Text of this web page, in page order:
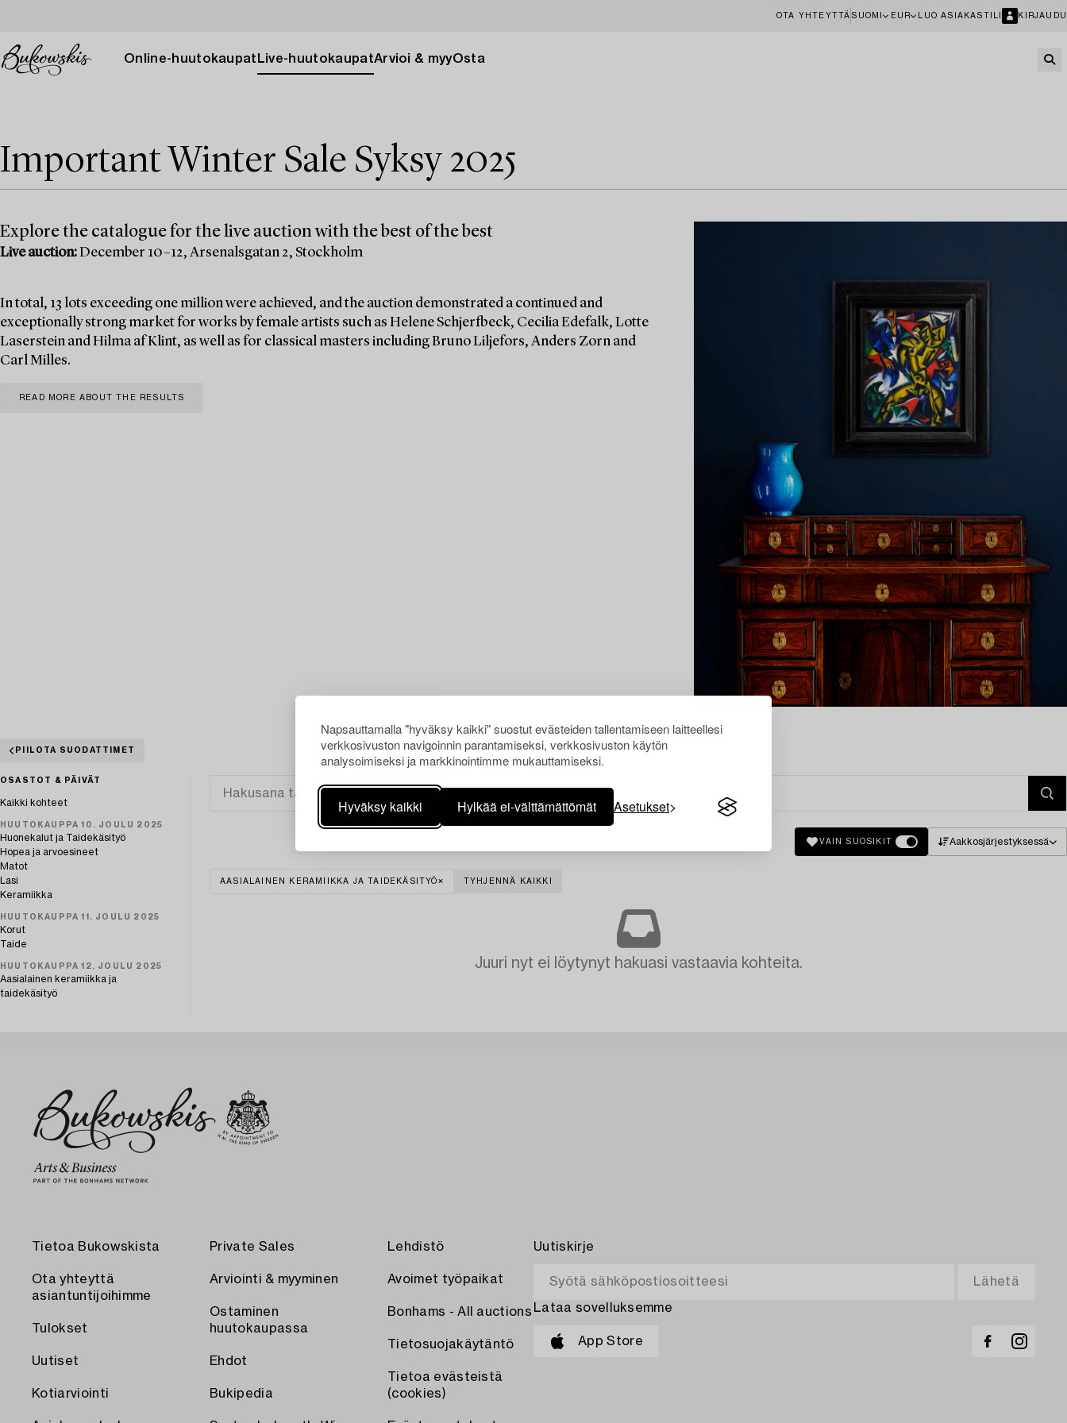
Napsauttamalla "hyväksy kaikki" suostut evästeiden tallentamiseen laitteellesi
verkkosivuston navigoinnin parantamiseksi, verkkosivuston käytön
analysoimiseksi ja markkinointimme mukauttamiseksi.
Hyväksy kaikki Hylkää ei-välttämättömät Asetukset
OTA YHTEYTTÄ SUOMI EUR LUO ASIAKASTILI KIRJAUDU
Online-huutokaupat Live-huutokaupatArvioi & myyOsta
Important Winter Sale Syksy 2025
Explore the catalogue for the live auction with the best of the best
Live auction:December 10–12, Arsenalsgatan 2, Stockholm
In total, 13 lots exceeding one million were achieved, and the auction demonstrated a continued and
exceptionally strong market for works by female artists such as Helene Schjerfbeck, Cecilia Edefalk, Lotte
Laserstein and Hilma af Klint, as well as for classical masters including Bruno Liljefors, Anders Zorn and
Carl Milles.
READ MORE ABOUT THE RESULTS
PIILOTA SUODATTIMET
OSASTOT & PÄIVÄT
Kaikki kohteet
HUUTOKAUPPA 10. JOULU 2025
Huonekalut ja Taidekäsityö
Hopea ja arvoesineet
Matot
Lasi
Keramiikka
HUUTOKAUPPA 11. JOULU 2025
Korut
Taide
HUUTOKAUPPA 12. JOULU 2025
Aasialainen keramiikka ja
taidekäsityö
VAIN SUOSIKIT Aakkosjärjestyksessä
AASIALAINEN KERAMIIKKA JA TAIDEKÄSITYÖ TYHJENNÄ KAIKKI
Juuri nyt ei löytynyt hakuasi vastaavia kohteita.
Tietoa Bukowskista
Ota yhteyttä
asiantuntijoihimme
Tulokset
Uutiset
Kotiarviointi
Private Sales
Arviointi & myyminen
Ostaminen
huutokaupassa
Ehdot
Bukipedia
Lehdistö
Avoimet työpaikat
Bonhams - All auctions
Tietosuojakäytäntö
Tietoa evästeistä
(cookies)
Uutiskirje
Lataa sovelluksemme
App Store